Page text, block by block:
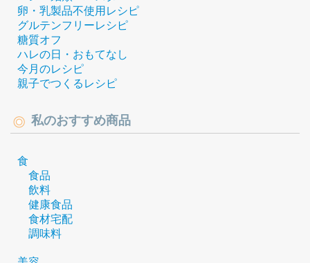
卵・乳製品不使用レシピ
グルテンフリーレシピ
糖質オフ
ハレの日・おもてなし
今月のレシピ
親子でつくるレシピ
私のおすすめ商品
食
食品
飲料
健康食品
食材宅配
調味料